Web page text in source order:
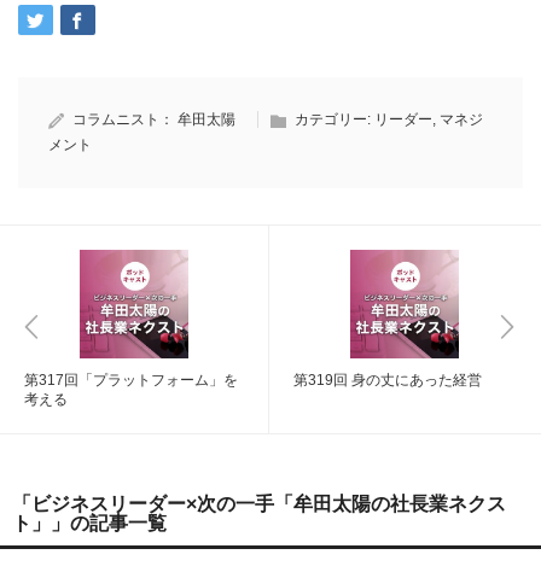
コラムニスト： 牟田太陽 カテゴリー: リーダー, マネジ
メント
第317回「プラットフォーム」を
考える
第319回 身の丈にあった経営
「ビジネスリーダー×次の一手「牟田太陽の社長業ネクス
ト」」の記事一覧